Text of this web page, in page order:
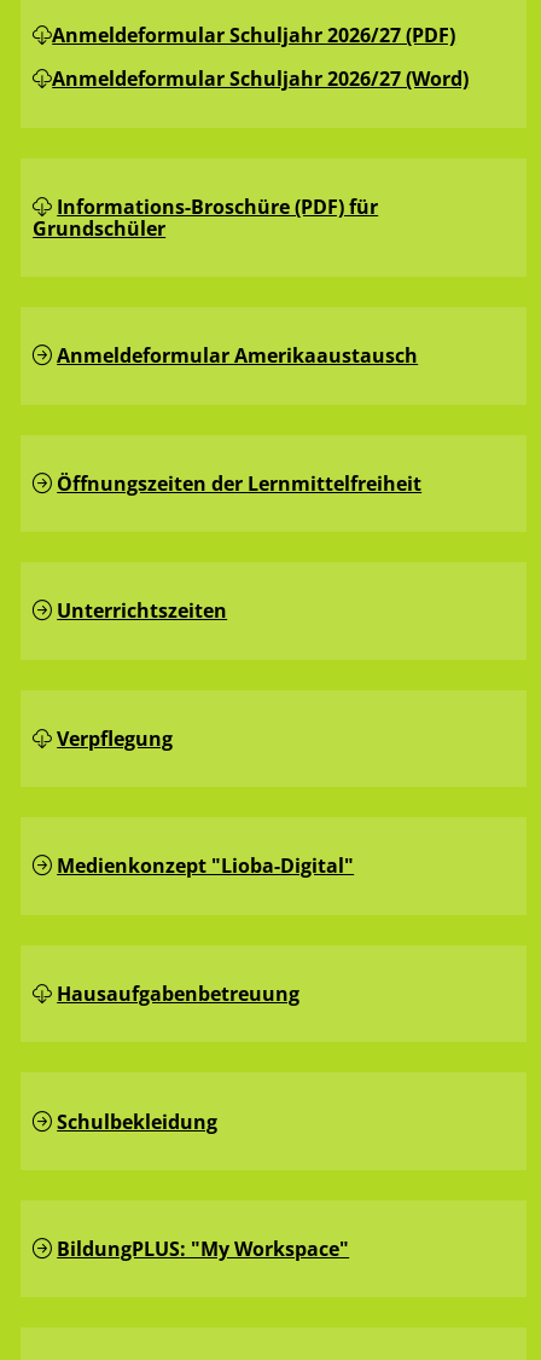
Anmeldeformular Schuljahr 2026/27 (PDF)
Anmeldeformular Schuljahr 2026/27 (Word)
Informations-Broschüre (PDF) für
Grundschüler
Anmeldeformular Amerikaaustausch
Öffnungszeiten der Lernmittelfreiheit
Unterrichtszeiten
Verpflegung
Medienkonzept "Lioba-Digital"
Hausaufgaben­betreuung
Schulbekleidung
BildungPLUS: "My Workspace"